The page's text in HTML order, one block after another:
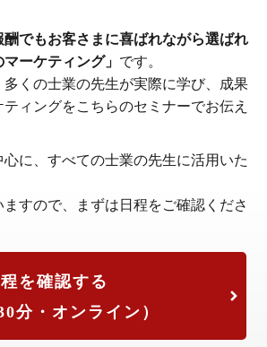
酬でもお客さまに喜ばれながら選ばれ
ーケティング」 です。
くの士業の先生が実際に学び、成果
ィングをこちらのセミナーでお伝え
に、すべての士業の先生に活用いた
すので、まずは日程をご確認くださ
程を確認する
分・オンライン）